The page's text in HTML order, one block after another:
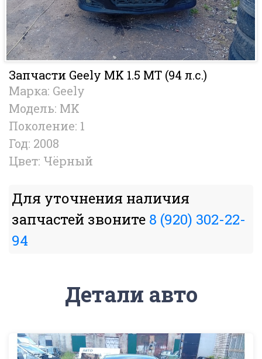
Запчасти Geely MK 1.5 MT (94 л.с.)
Марка: Geely
Модель: MK
Поколение: 1
Год: 2008
Цвет: Чёрный
Для уточнения наличия
запчастей звоните 8 (920) 302-22-
94
Детали авто